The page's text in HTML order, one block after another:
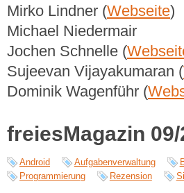
Mirko Lindner (Webseite)
Michael Niedermair
Jochen Schnelle (
Sujeevan Vijayakumaran (
Dominik Wagenführ (
freiesMagazin 09/
Android Aufgabenverwaltung
Programmierung
Rezension